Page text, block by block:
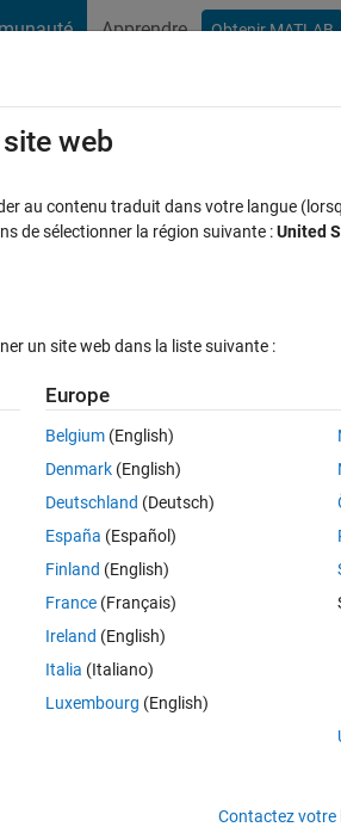
Apprendre Obtenir MATLAB
Parcourir
in Map plotting
like this:
'LineStyle'
using it on maps plotted using
, [0.6 0.6 0.6])
web
au contenu traduit dans votre langue
de sélectionner la région suivante :United
un site web dans la liste suivante :
Europe
Belgium (English)
Denmark (English)
Deutschland (Deutsch)
España (Español)
Finland (English)
France (Français)
Ireland (English)
Italia (Italiano)
Luxembourg (English)
Contactez votre